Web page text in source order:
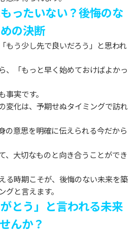
もったいない？後悔のな
の決断
もう少し先で良いだろう」と思われ
、「もっと早く始めておけばよかっ
事実です。
変化は、予期せぬタイミングで訪れ
の意思を明確に伝えられる今だから
、大切なものと向き合うことができ
る時期こそが、後悔のない未来を築
グと言えます。
とう」と言われる未来
んか？